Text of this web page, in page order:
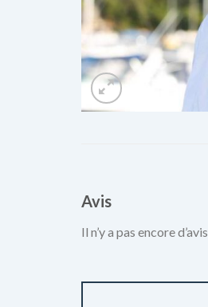
Avis
Il n’y a pas encore d’avis.